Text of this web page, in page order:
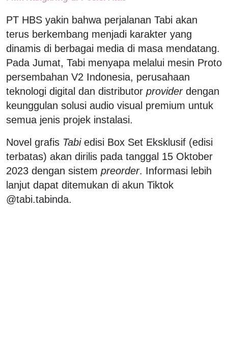
PT HBS yakin bahwa perjalanan Tabi akan
terus berkembang menjadi karakter yang
dinamis di berbagai media di masa mendatang.
Pada Jumat, Tabi menyapa melalui mesin Proto
persembahan V2 Indonesia, perusahaan
teknologi digital dan distributor providerdengan
keunggulan solusi audio visual premium untuk
semua jenis projek instalasi.
Novel grafis Tabiedisi Box Set Eksklusif (edisi
terbatas) akan dirilis pada tanggal 15 Oktober
2023 dengan sistem preorder. Informasi lebih
lanjut dapat ditemukan di akun Tiktok
@tabi.tabinda.